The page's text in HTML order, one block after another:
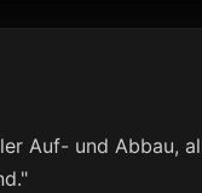
Auf- und Abbau,